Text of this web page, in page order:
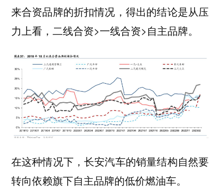
来合资品牌的折扣情况，得出的结论是从压
力上看，二线合资>一线合资>自主品牌。
在这种情况下，长安汽车的销量结构自然要
转向依赖旗下自主品牌的低价燃油车。